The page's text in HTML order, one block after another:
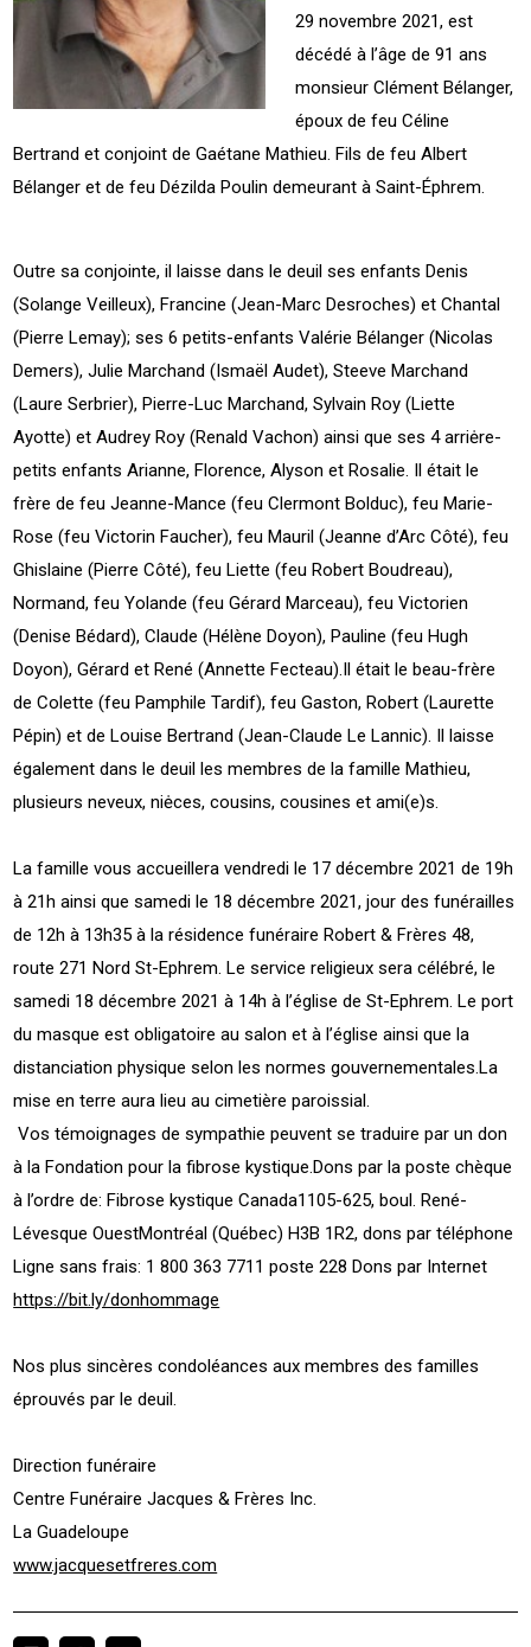
29 novembre 2021, est
décédé à l’âge de 91 ans
monsieur Clément Bélanger,
époux de feu Céline
Bertrand et conjoint de Gaétane Mathieu. Fils de feu Albert
Bélanger et de feu Dézilda Poulin demeurant à Saint-Éphrem.
Outre sa conjointe, il laisse dans le deuil ses enfants Denis
(Solange Veilleux), Francine (Jean-Marc Desroches) et Chantal
(Pierre Lemay); ses 6 petits-enfants Valérie Bélanger (Nicolas
Demers), Julie Marchand (Ismaël Audet), Steeve Marchand
(Laure Serbrier), Pierre-Luc Marchand, Sylvain Roy (Liette
Ayotte) et Audrey Roy (Renald Vachon) ainsi que ses 4 arriėre-
petits enfants Arianne, Florence, Alyson et Rosalie. Il était le
frère de feu Jeanne-Mance (feu Clermont Bolduc), feu Marie-
Rose (feu Victorin Faucher), feu Mauril (Jeanne d’Arc Côté), feu
Ghislaine (Pierre Côté), feu Liette (feu Robert Boudreau),
Normand, feu Yolande (feu Gérard Marceau), feu Victorien
(Denise Bédard), Claude (Hélène Doyon), Pauline (feu Hugh
Doyon), Gérard et René (Annette Fecteau).Il était le beau-frère
de Colette (feu Pamphile Tardif), feu Gaston, Robert (Laurette
Pépin) et de Louise Bertrand (Jean-Claude Le Lannic). Il laisse
également dans le deuil les membres de la famille Mathieu,
plusieurs neveux, niėces, cousins, cousines et ami(e)s.
La famille vous accueillera vendredi le 17 décembre 2021 de 19h
à 21h ainsi que samedi le 18 décembre 2021, jour des funérailles
de 12h à 13h35 à la résidence funéraire Robert & Frères 48,
route 271 Nord St-Ephrem. Le service religieux sera célébré, le
samedi 18 décembre 2021 à 14h à l’église de St-Ephrem. Le port
du masque est obligatoire au salon et à l’église ainsi que la
distanciation physique selon les normes gouvernementales.La
mise en terre aura lieu au cimetière paroissial.
Vos témoignages de sympathie peuvent se traduire par un don
à la Fondation pour la fibrose kystique.Dons par la poste chèque
à l’ordre de: Fibrose kystique Canada1105-625, boul. René-
Lévesque OuestMontréal (Québec) H3B 1R2, dons par téléphone
Ligne sans frais: 1 800 363 7711 poste 228 Dons par Internet
https://bit.ly/donhommage
Nos plus sincères condoléances aux membres des familles
éprouvés par le deuil.
Direction funéraire
Centre Funéraire Jacques & Frères Inc.
La Guadeloupe
www.jacquesetfreres.com